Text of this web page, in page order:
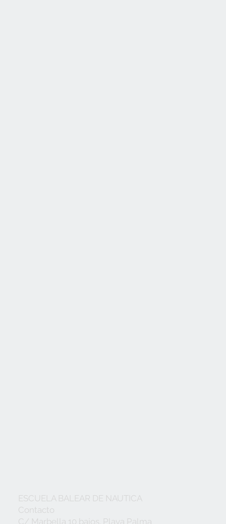
ESCUELA BALEAR DE NAUTICA
Contacto
C/ Marbella 10 bajos. Playa Palma